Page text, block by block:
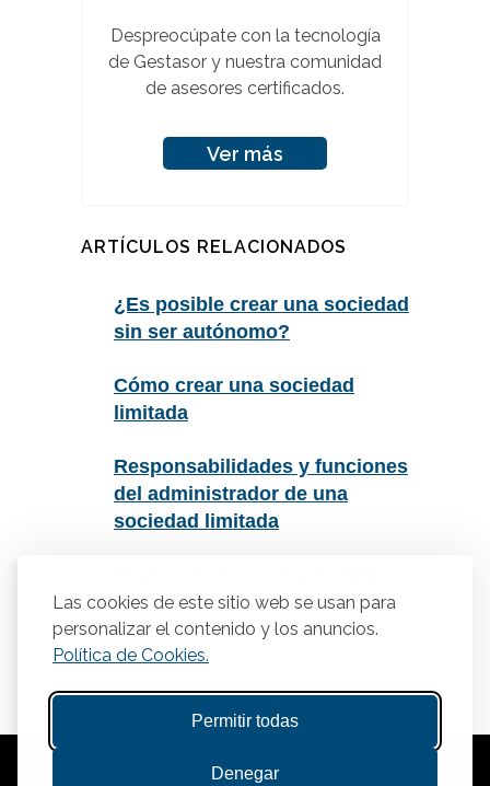
Las cookies de este sitio web se usan para
personalizar el contenido y los anuncios.
Política de Cookies.
Permitir todas
Denegar
Despreocúpate con la tecnología
de Gestasor y nuestra comunidad
de asesores certificados.
Ver más
ARTÍCULOS RELACIONADOS
¿Es posible crear una sociedad
sin ser autónomo?
Cómo crear una sociedad
limitada
Responsabilidades y funciones
del administrador de una
sociedad limitada
esencial para emprendedores
© Copyright 2025 Gestasor. Asesoría para Autónomos y PYMES.